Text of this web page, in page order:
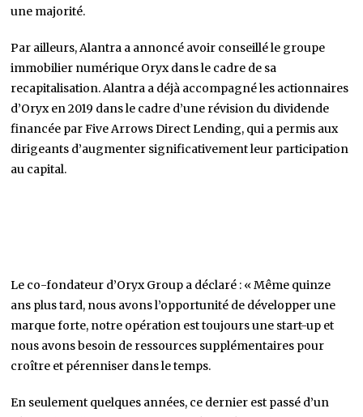
une majorité.
Par ailleurs, Alantra a annoncé avoir conseillé le groupe
immobilier numérique Oryx dans le cadre de sa
recapitalisation. Alantra a déjà accompagné les actionnaires
d’Oryx en 2019 dans le cadre d’une révision du dividende
financée par Five Arrows Direct Lending, qui a permis aux
dirigeants d’augmenter significativement leur participation
au capital.
Le co-fondateur d’Oryx Group a déclaré : « Même quinze
ans plus tard, nous avons l’opportunité de développer une
marque forte, notre opération est toujours une start-up et
nous avons besoin de ressources supplémentaires pour
croître et pérenniser dans le temps.
En seulement quelques années, ce dernier est passé d’un